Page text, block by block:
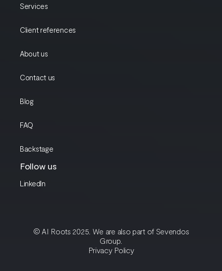
Services
Client references
About us
Contact us
Blog
FAQ
Backstage
Follow us
LinkedIn
© AI Roots 2025. We are also part of Sevendos
Group.
Privacy Policy